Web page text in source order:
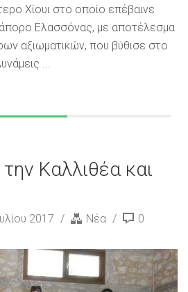
Χίουι στο οποίο επέβαινε
Ελασσόνας, με αποτέλεσμα
αξιωματικών, που βύθισε στο
...
Καλλιθέα και
2017 Νέα 0